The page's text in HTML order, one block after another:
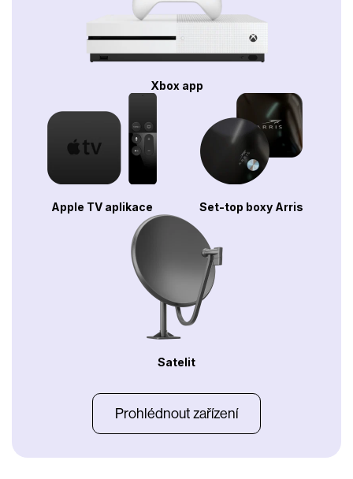
Xbox app
Apple TV aplikace Set-top boxy Arris
Satelit
Prohlédnout zařízení